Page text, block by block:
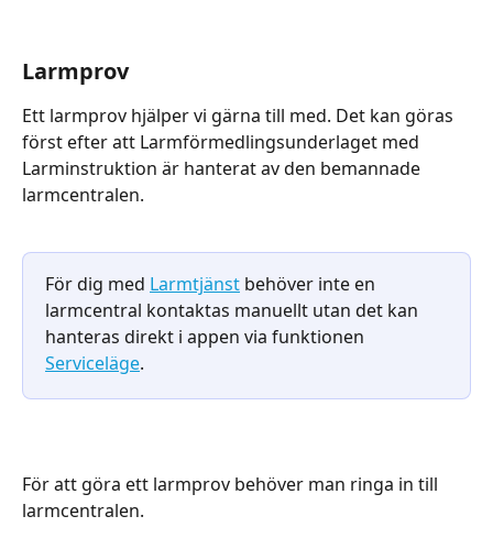
Larmprov
Ett larmprov hjälper vi gärna till med. Det kan göras
först efter att Larmförmedlingsunderlaget med
Larminstruktion är hanterat av den bemannade
larmcentralen.
För dig med Larmtjänst behöver inte en
larmcentral kontaktas manuellt utan det kan
hanteras direkt i appen via funktionen
Serviceläge.
För att göra ett larmprov behöver man ringa in till
larmcentralen.